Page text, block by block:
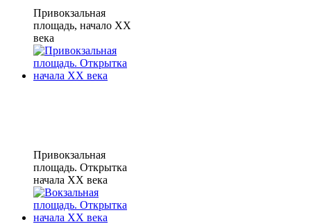
Привокзальная
площадь, начало XX
века
Привокзальная
площадь. Открытка
начала XX века